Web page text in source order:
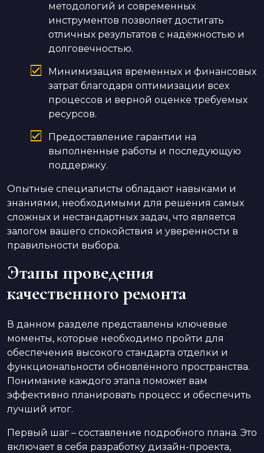
методологий и современных
инструментов позволяет достигать
отличных результатов с надёжностью и
долговечностью.
Минимизация временных и финансовых
затрат благодаря оптимизации всех
процессов и верной оценке требуемых
ресурсов.
Предоставление гарантии на
выполненные работы и последующую
поддержку.
Опытные специалисты обладают навыками и
знаниями, необходимыми для решения самых
сложных и нестандартных задач, что является
залогом вашего спокойствия и уверенности в
правильности выбора.
Этапы проведения
качественного ремонта
В данном разделе представлены ключевые
моменты, которые необходимо пройти для
обеспечения высокого стандарта отделки и
функциональности обновлённого пространства.
Понимание каждого этапа поможет вам
эффективно планировать процесс и обеспечить
лучший итог.
Первый шаг – составление подробного плана. Это
включает в себя разработку дизайн-проекта,